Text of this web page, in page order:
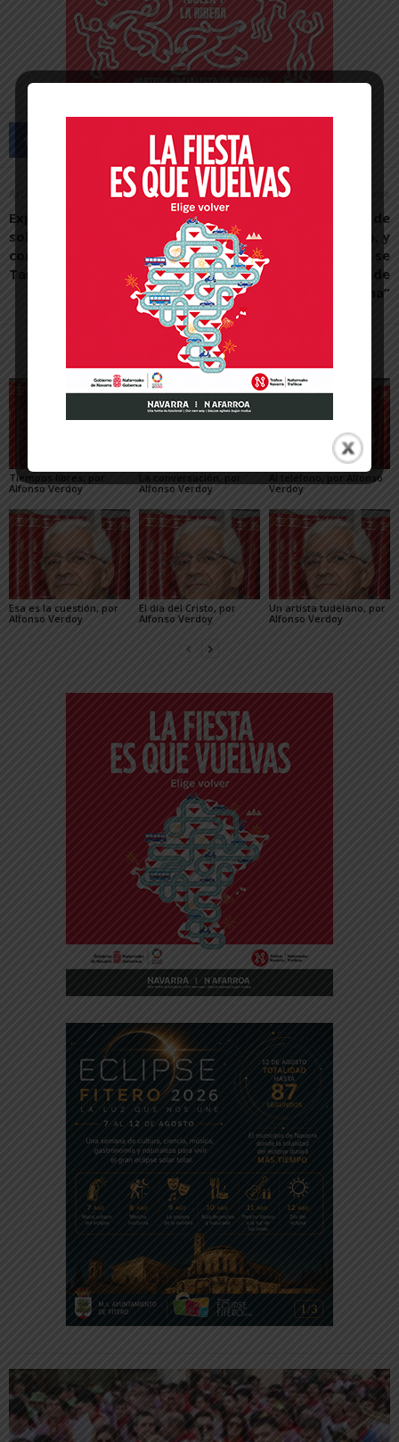
Artículo anterior
Exposición fotográfica
sobre mujeres víctimas del
conflicto armado en
Tanganica
Artículo siguiente
“Las fiestas de la Virgen de
la Peña son reencuentro, y
un sentimiento que solo se
entiende si eres de
Fustiñana”
Artículos relacionados Más del autor
Tiempos libres, por
Alfonso Verdoy
La conversación, por
Alfonso Verdoy
Al teléfono, por Alfonso
Verdoy
Esa es la cuestión, por
Alfonso Verdoy
El día del Cristo, por
Alfonso Verdoy
Un artista tudelano, por
Alfonso Verdoy